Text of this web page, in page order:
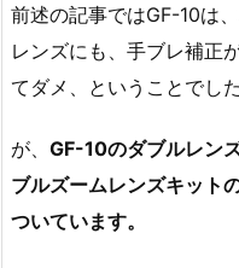
前述の記事ではGF-10は
レンズにも、手ブレ補正
てダメ、ということでした
が、 GF-10のダブルレン
ブルズームレンズキット
ついています。